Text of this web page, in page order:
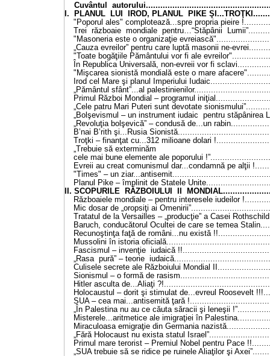
Cuvântul
I. PLANUL LUI IROD, PLANUL PIKE
"Poporul ales" complotează...spre propria pieire
Trei războaie mondiale pentru…“Stăpânii
"Masoneria este o organizaţie
„Cauza evreilor” pentru care luptă masonii ne-
"Toate bogăţiile Pământului vor fi ale
În Republica Universală, non-evreii vor fi
"Mişcarea sionistă mondială este o mare
Irod cel Mare şi planul Imperiului
„Pământul sfânt”...al
Primul Război Mondial – programul
„Cele patru Mari Puteri sunt devotate
„Bolşevismul – un instrument iudaic pentru stăpânirea
„Revoluţia bolşevică” – condusă de...un
B’nai B’rith şi...Rusia
Troţki – finanţat cu...312 milioane dolari
„Trebuie să exterminăm
cele mai bune elemente ale poporului
Evreii au creat comunismul dar...condamnă pe alţii
"Times" – un
Planul Pike – împlinit de Statele
II. SCOPURILE RĂZBOIULUI II
Războaiele mondiale – pentru interesele iudeilor
Mic dosar de „oropsiţi ai
Tratatul de la Versailles – „producţie” a Casei
Baruch, conducătorul Ocultei de care se temea
Recunoştinţa faţă de români...nu există
Mussolini în istoria
Fascismul – invenţie iudaică
„Rasa pură” – teorie
Culisele secrete ale Războiului Mondial
Sionismul – o formă de
Hitler asculta de...Aliaţi
Holocaustul – dorit şi stimulat de...evreul Roosevelt
SUA – cea mai...antisemită ţară
„În Palestina nu au ce căuta săracii şi leneşii
Misterele...aritmetice ale imigraţiei în
Miraculoasa emigraţie din Germania
„Fără Holocaust nu exista statul
Primul mare terorist – Premiul Nobel pentru Pace
„SUA trebuie să se ridice pe ruinele Aliaţilor şi